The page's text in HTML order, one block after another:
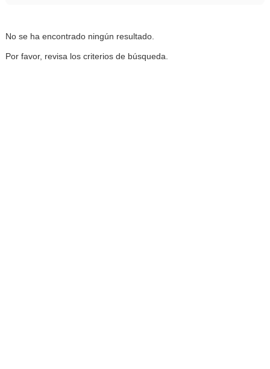
No se ha encontrado ningún resultado.
Por favor, revisa los criterios de búsqueda.